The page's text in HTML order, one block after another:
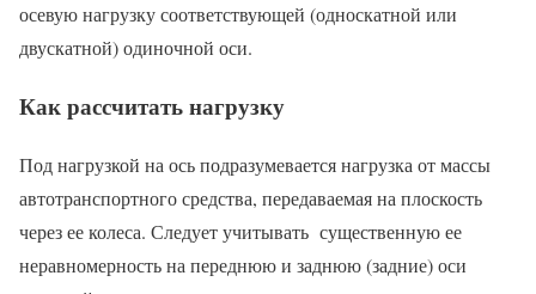
осевую нагрузку соответствующей (односкатной или
двускатной) одиночной оси.
Как рассчитать нагрузку
Под нагрузкой на ось подразумевается нагрузка от массы
автотранспортного средства, передаваемая на плоскость
через ее колеса. Следует учитывать существенную ее
неравномерность на переднюю и заднюю (задние) оси